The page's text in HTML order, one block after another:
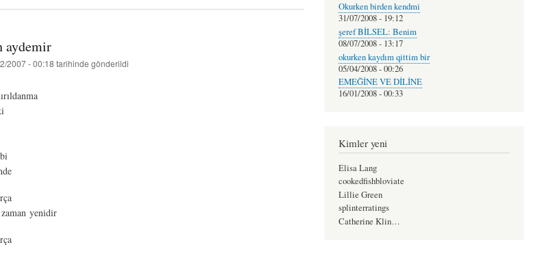
macit
aydemir
2007 - 00:18 tarihinde gönderildi
yenidir
Okurken birden kendmi
31/07/2008 - 19:12
şeref BİLSEL: Benim
08/07/2008 - 13:17
okurken kaydım qittim bir
05/04/2008 - 00:26
EMEĞİNE VE DİLİNE
16/01/2008 - 00:33
Kimler yeni
Elisa Lang
cookedfishbloviate
Lillie Green
splinterratings
Catherine Klin…